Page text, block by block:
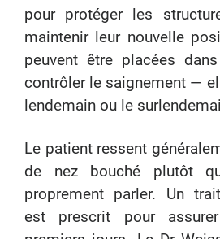
pour protéger les
maintenir leur nouvelle
peuvent être placées
contrôler le saignement —
lendemain ou le
Le patient ressent
de nez bouché plutôt
proprement parler. Un
est prescrit pour